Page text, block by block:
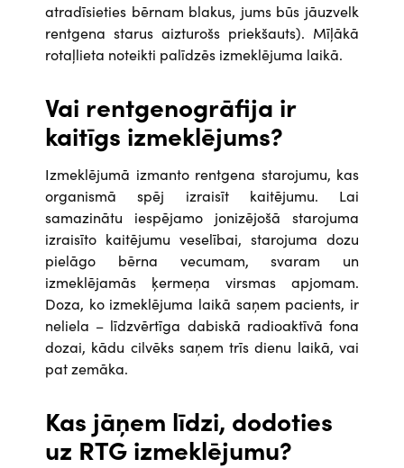
atradīsieties bērnam blakus, jums būs jāuzvelk
rentgena starus aizturošs priekšauts). Mīļākā
rotaļlieta noteikti palīdzēs izmeklējuma laikā.
Vai rentgenogrāfija ir
kaitīgs izmeklējums?
Izmeklējumā izmanto rentgena starojumu, kas
organismā spēj izraisīt kaitējumu. Lai
samazinātu iespējamo jonizējošā starojuma
izraisīto kaitējumu veselībai, starojuma dozu
pielāgo bērna vecumam, svaram un
izmeklējamās ķermeņa virsmas apjomam.
Doza, ko izmeklējuma laikā saņem pacients, ir
neliela – līdzvērtīga dabiskā radioaktīvā fona
dozai, kādu cilvēks saņem trīs dienu laikā, vai
pat zemāka.
Kas jāņem līdzi, dodoties
uz RTG izmeklējumu?